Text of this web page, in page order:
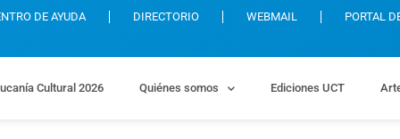
DE AYUDA DIRECTORIO WEBMAIL PORTAL
Cultural 2026 Quiénes somos Ediciones UCT